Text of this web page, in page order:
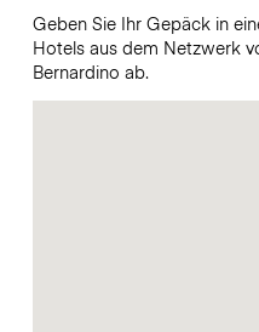
Geben Sie Ihr Gepäck in
Hotels aus dem Netzwerk
Bernardino ab.